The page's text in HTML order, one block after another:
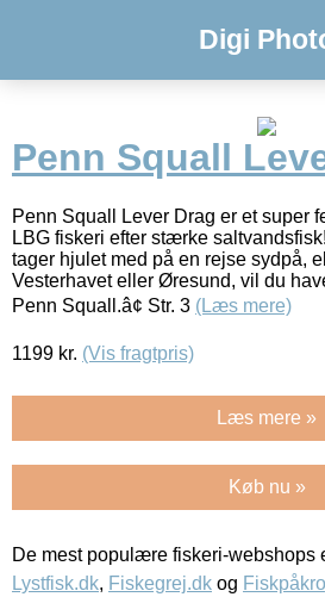
Digi
Penn Squall
Penn Squall Lever Drag er et super
LBG fiskeri efter stærke
tager hjulet med på en rejse sydpå,
Vesterhavet eller Øresund, vil du
Penn Squall.â¢ Str. 3 (Læs mere)
1199 kr. (Vis fragtpris)
Læs mere »
Køb nu »
De mest populære fiskeri-webshops
Lystfisk.dk, Fiskegrej.dk og